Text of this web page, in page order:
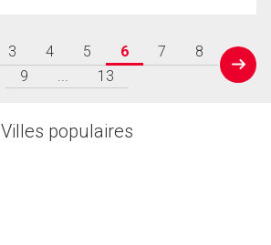
3 4 5 6 7
8
9
13 next
Villes populaires